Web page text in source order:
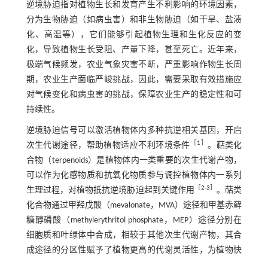
逆境胁迫指对植物生长和发育产生不利影响的环境因素，
分为生物胁迫（如病虫害）和非生物胁迫（如干旱、盐渍
化、高温等），它们能够引起植物生理和生化反应的变
化，导致植物生长受阻、产量下降，甚至死亡。近年来，
极端气候频发，农业气象灾害不断，严重影响作物生长周
期，农业生产面临严峻挑战，因此，需要采取有效措施应
对气候变化和病虫害的挑战，保障农业生产的稳定性和可
持续性。
逆境胁迫信号可以激活植物体内多种抗逆相关基因，开启
次生代谢途径，帮助植物适应不利环境条件
1
。萜类化
合物（terpenoids）是植物体内一类重要的次生代谢产物，
可以作为化感物质和抗氧化物质参与调控植物体内一系列
生理过程，对植物抵抗逆境胁迫起到关键作用
［2-3
。萜类
化合物通过甲羟戊酸（mevalonate，MVA）途径和甲基赤藓
糖醇磷酸（methylerythritol phosphate，MEP）途径分别在
细胞质和叶绿体中合成，相较于其他次生代谢产物，其合
成途径的分区性赋予了植物更高的代谢灵活性，为植物快